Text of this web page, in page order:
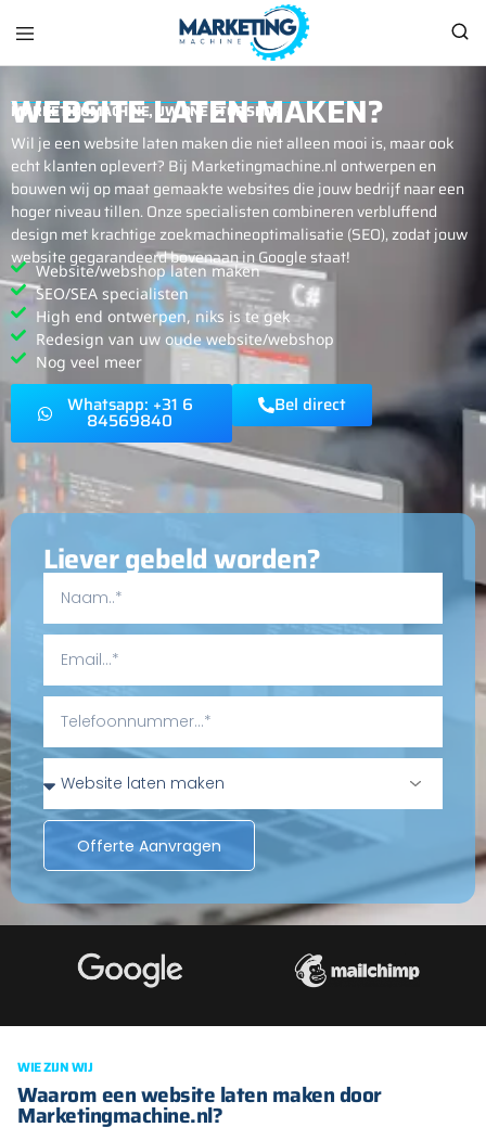
Marketingmachine
Marketingmachine,
One
Stop
Shop
voor
al
uw
marketing
benodigheden
MARKETINGMACHINE, UW ONE STOP SHOP
WEBSITE LATEN MAKEN?
Wil je een website laten maken die niet alleen mooi is, maar ook
echt klanten oplevert? Bij Marketingmachine.nl ontwerpen en
bouwen wij op maat gemaakte websites die jouw bedrijf naar een
hoger niveau tillen. Onze specialisten combineren verbluffend
design met krachtige zoekmachineoptimalisatie (SEO), zodat jouw
website gegarandeerd bovenaan in Google staat!
Website/webshop laten maken
SEO/SEA specialisten
High end ontwerpen, niks is te gek
Redesign van uw oude website/webshop
Nog veel meer
Whatsapp: +31 6
84569840
Bel direct
Liever gebeld worden?
Offerte Aanvragen
WIE ZIJN WIJ
Waarom een website laten maken door
Marketingmachine.nl?